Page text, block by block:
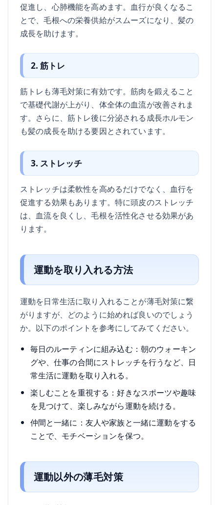
促進し、心肺機能を高めます。血行が良くなるこ
とで、毛根への栄養供給がスムーズになり、髪の
成長を助けます。
2. 筋トレ
筋トレも薄毛対策に有効です。筋肉を鍛えること
で基礎代謝が上がり、体全体の血流が改善されま
す。さらに、筋トレ後に分泌される成長ホルモン
も髪の成長を助ける要因とされています。
3. ストレッチ
ストレッチは柔軟性を高めるだけでなく、血行を
促進する効果もあります。特に頭皮のストレッチ
は、血流を良くし、毛根を活性化させる効果があ
ります。
運動を取り入れる方法
運動を日常生活に取り入れることが薄毛対策に繋
がりますが、どのように始めれば良いのでしょう
か。以下のポイントを参考にしてみてください。
毎日のルーティンに組み込む：朝のウォーキン
グや、仕事の合間にストレッチを行うなど、日
常生活に運動を取り入れる。
楽しむことを重視する：好きなスポーツや趣味
を見つけて、楽しみながら運動を続ける。
仲間と一緒に：友人や家族と一緒に運動をする
ことで、モチベーションを保つ。
運動以外の薄毛対策